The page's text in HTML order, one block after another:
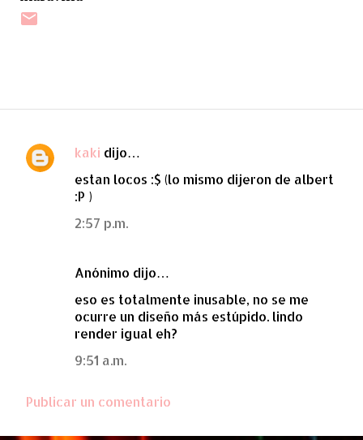
C
kaki dijo…
estan locos :$ (lo mismo dijeron de albert
:P )
2:57 p.m.
Anónimo dijo…
eso es totalmente inusable, no se me
ocurre un diseño más estúpido. lindo
render igual eh?
9:51 a.m.
Publicar un comentario